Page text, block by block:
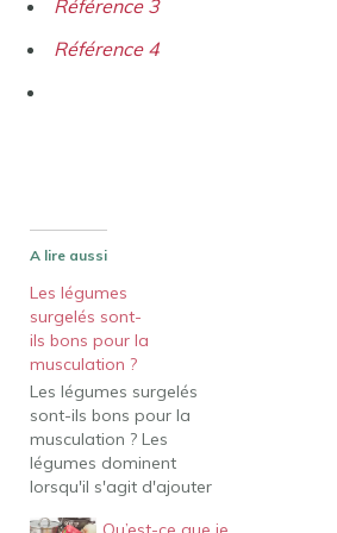
Référence 3
Référence 4
A lire aussi
Les légumes
surgelés sont-
ils bons pour la
musculation ?
Les légumes surgelés
sont-ils bons pour la
musculation ? Les
légumes dominent
lorsqu'il s'agit d'ajouter